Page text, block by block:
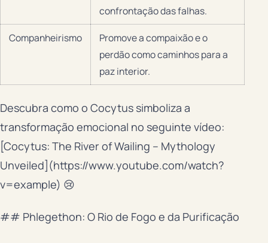
confrontação das falhas.
Companheirismo
Promove a compaixão e o
perdão como caminhos para a
paz interior.
Descubra como o Cocytus simboliza a
transformação emocional no seguinte vídeo:
[Cocytus: The River of Wailing – Mythology
Unveiled](https://www.youtube.com/watch?
v=example) 😢
## Phlegethon: O Rio de Fogo e da Purificação